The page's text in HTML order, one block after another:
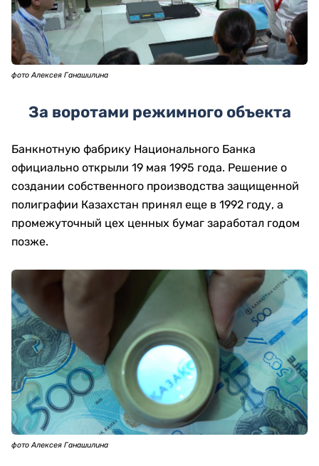
фото Алексея Ганашилина
За воротами режимного объекта
Банкнотную фабрику Национального Банка
официально открыли 19 мая 1995 года. Решение о
создании собственного производства защищенной
полиграфии Казахстан принял еще в 1992 году, а
промежуточный цех ценных бумаг заработал годом
позже.
фото Алексея Ганашилина